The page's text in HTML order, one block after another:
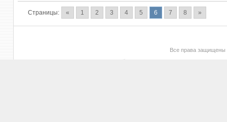
Страницы: « 1 2 3 4 5 6 7 8 »
Все права